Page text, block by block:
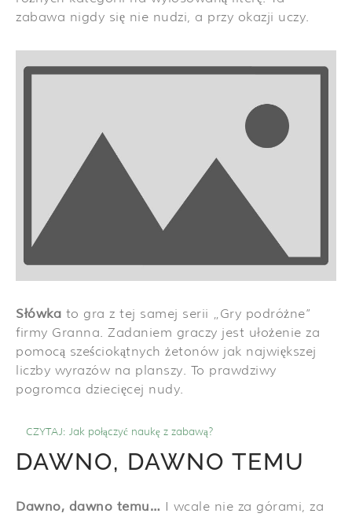
zabawa nigdy się nie nudzi, a przy okazji uczy.
Słówka to gra z tej samej serii „Gry podróżne”
firmy Granna. Zadaniem graczy jest ułożenie za
pomocą sześciokątnych żetonów jak największej
liczby wyrazów na planszy. To prawdziwy
pogromca dziecięcej nudy.
CZYTAJ: Jak połączyć naukę z zabawą?
DAWNO, DAWNO TEMU
Dawno, dawno temu… I wcale nie za górami, za